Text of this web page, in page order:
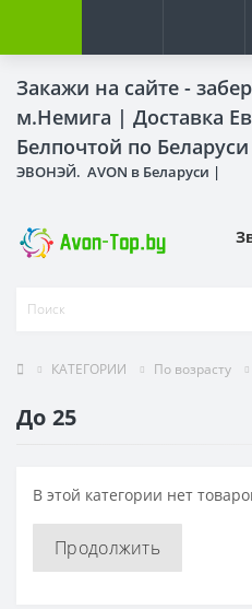
Закажи на сайте -
м.Немига | Доставка
Белпочтой по Беларуси
ЭВОНЭЙ. AVON в Беларуси |
КАТЕГОРИИ По возрасту
До 25
В этой категории нет
Продолжить